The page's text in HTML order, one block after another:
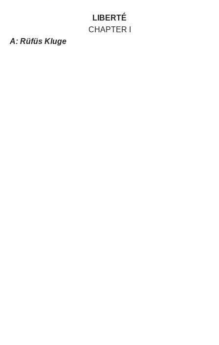
LIBERTÉ
CHAPTER I
A: Rüfüs Kluge